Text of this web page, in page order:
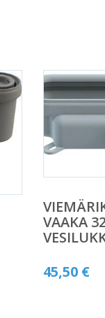
VAAKA
45,50 €